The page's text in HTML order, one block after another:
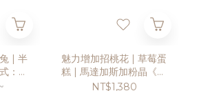
| 半
：龍
魅力增加招桃花 | 草莓蛋
糕 | 馬達加斯加粉晶《原
附扣式：龍蝦扣》
NT$1,380